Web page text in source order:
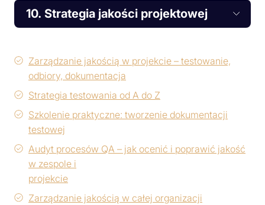
10. Strategia jakości projektowej
Zarządzanie jakością w projekcie – testowanie,
odbiory, dokumentacja
Strategia testowania od A do Z
Szkolenie praktyczne: tworzenie dokumentacji
testowej
Audyt procesów QA – jak ocenić i poprawić jakość
w zespole i
projekcie
Zarządzanie jakością w całej organizacji